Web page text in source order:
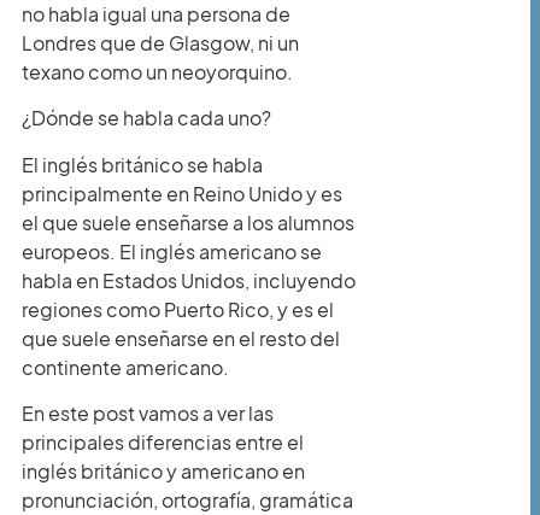
no habla igual una persona de
Londres que de Glasgow, ni un
texano como un neoyorquino.
¿Dónde se habla cada uno?
El inglés británico se habla
principalmente en Reino Unido y es
el que suele enseñarse a los alumnos
europeos. El inglés americano se
habla en Estados Unidos, incluyendo
regiones como Puerto Rico, y es el
que suele enseñarse en el resto del
continente americano.
En este post vamos a ver las
principales diferencias entre el
inglés británico y americano en
pronunciación, ortografía, gramática